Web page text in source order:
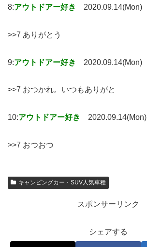
8:アウトドアー好き 2020.09.14(Mon)
>>7 ありがとう
9:アウトドアー好き 2020.09.14(Mon)
>>7 おつかれ。いつもありがと
10:アウトドアー好き 2020.09.14(Mon)
>>7 おつおつ
キャンピングカー・SUV人気車種
スポンサーリンク
シェアする